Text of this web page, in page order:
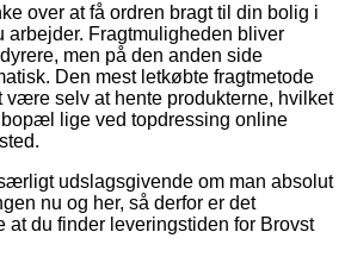
over at få ordren bragt til din bolig i
arbejder. Fragtmuligheden bliver
men på den anden side
Den mest letkøbte fragtmetode
selv at hente produkterne, hvilket
lige ved topdressing online
udslagsgivende om man absolut
nu og her, så derfor er det
at du finder leveringstiden for Brovst